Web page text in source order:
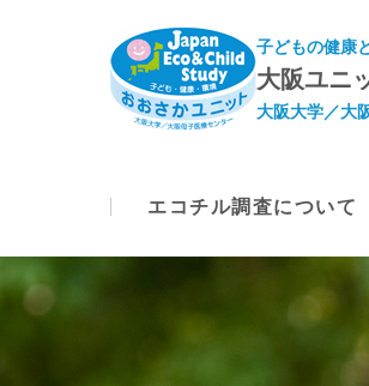
子どもの健康
大阪ユニ
大阪大学／大
エコチル調査について